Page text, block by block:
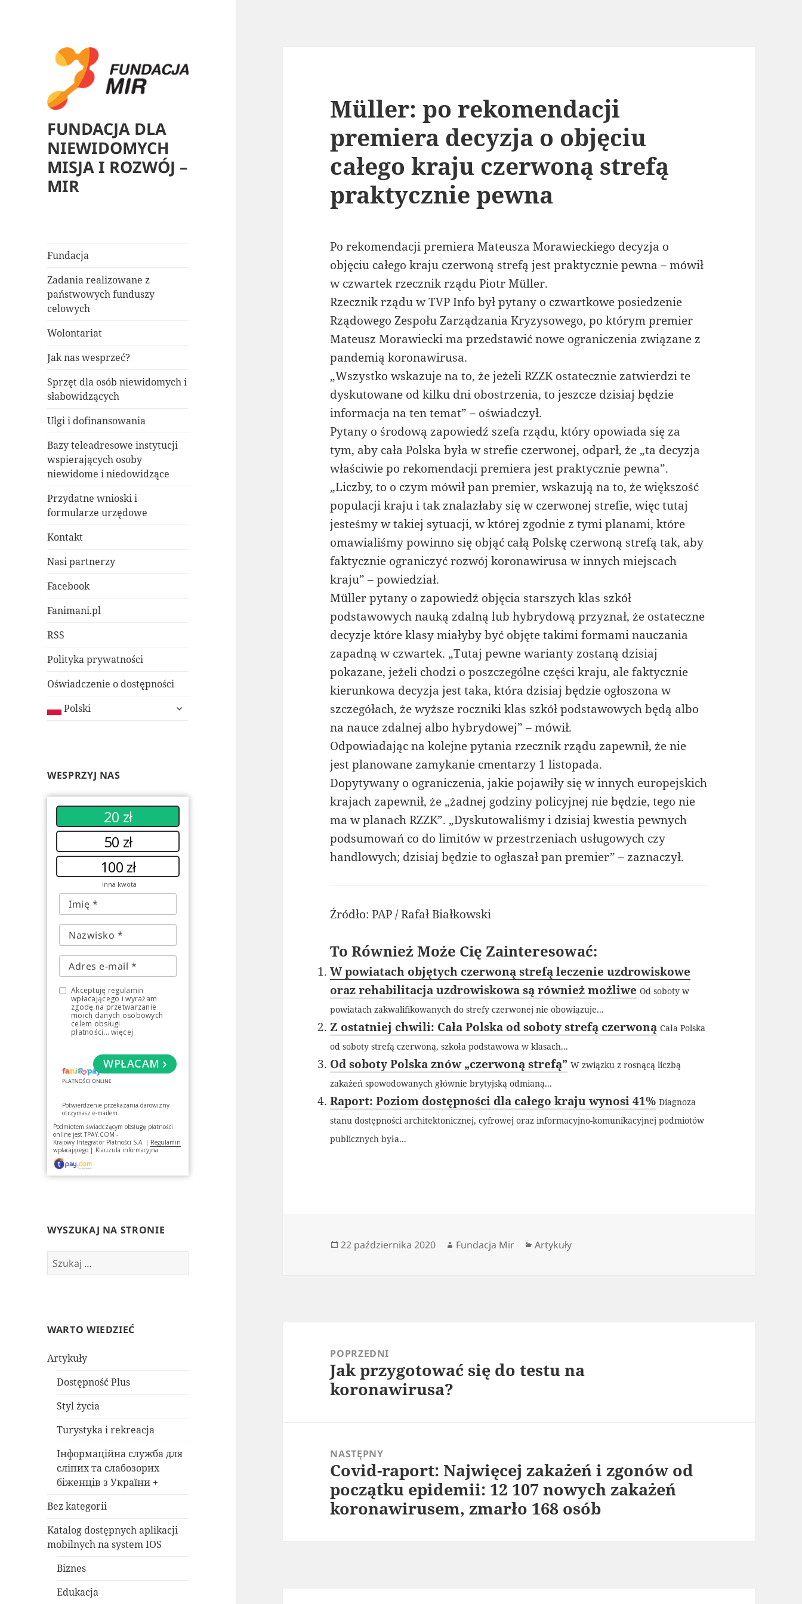
FUNDACJA DLA
NIEWIDOMYCH
MISJA I ROZWÓJ –
MIR
Fundacja
Zadania realizowane z
państwowych funduszy
celowych
Wolontariat
Jak nas wesprzeć?
Sprzęt dla osób niewidomych i
słabowidzących
Ulgi i dofinansowania
Bazy teleadresowe instytucji
wspierających osoby
niewidome i niedowidzące
Przydatne wnioski i
formularze urzędowe
Kontakt
Nasi partnerzy
Facebook
Fanimani.pl
RSS
Polityka prywatności
Oświadczenie o dostępności
Polski
rozwiń
WESPRZYJ NAS
20 zł
50 zł
100 zł
inna kwota
Akceptuję regulamin
wpłacającego i wyrażam
zgodę na przetwarzanie
moich danych osobowych
celem obsługi
płatności... więcej
WPŁACAM
Potwierdzenie przekazania darowizny
otrzymasz e-mailem.
Podmiotem świadczącym obsługę płatności
online jestTPAY.COM -
Krajowy Integrator Płatności S.A. | Regulamin
wpłacającego | Klauzula informacyjna
WYSZUKAJ NA STRONIE
Szukaj:
WARTO WIEDZIEĆ
Artykuły
Dostępność Plus
Styl życia
Turystyka i rekreacja
Інформаційна служба для
сліпих та слабозорих
біженців з України +
Bez kategorii
Katalog dostępnych aplikacji
mobilnych na system IOS
Biznes
Edukacja
Müller: po rekomendacji
premiera decyzja o objęciu
całego kraju czerwoną strefą
praktycznie pewna
Po rekomendacji premiera Mateusza Morawieckiego decyzja o
objęciu całego kraju czerwoną strefą jest praktycznie pewna – mówił
w czwartek rzecznik rządu Piotr Müller.
Rzecznik rządu w TVP Info był pytany o czwartkowe posiedzenie
Rządowego Zespołu Zarządzania Kryzysowego, po którym premier
Mateusz Morawiecki ma przedstawić nowe ograniczenia związane z
pandemią koronawirusa.
„Wszystko wskazuje na to, że jeżeli RZZK ostatecznie zatwierdzi te
dyskutowane od kilku dni obostrzenia, to jeszcze dzisiaj będzie
informacja na ten temat” – oświadczył.
Pytany o środową zapowiedź szefa rządu, który opowiada się za
tym, aby cała Polska była w strefie czerwonej, odparł, że „ta decyzja
właściwie po rekomendacji premiera jest praktycznie pewna”.
„Liczby, to o czym mówił pan premier, wskazują na to, że większość
populacji kraju i tak znalazłaby się w czerwonej strefie, więc tutaj
jesteśmy w takiej sytuacji, w której zgodnie z tymi planami, które
omawialiśmy powinno się objąć całą Polskę czerwoną strefą tak, aby
faktycznie ograniczyć rozwój koronawirusa w innych miejscach
kraju” – powiedział.
Müller pytany o zapowiedź objęcia starszych klas szkół
podstawowych nauką zdalną lub hybrydową przyznał, że ostateczne
decyzje które klasy miałyby być objęte takimi formami nauczania
zapadną w czwartek. „Tutaj pewne warianty zostaną dzisiaj
pokazane, jeżeli chodzi o poszczególne części kraju, ale faktycznie
kierunkowa decyzja jest taka, która dzisiaj będzie ogłoszona w
szczegółach, że wyższe roczniki klas szkół podstawowych będą albo
na nauce zdalnej albo hybrydowej” – mówił.
Odpowiadając na kolejne pytania rzecznik rządu zapewnił, że nie
jest planowane zamykanie cmentarzy 1 listopada.
Dopytywany o ograniczenia, jakie pojawiły się w innych europejskich
krajach zapewnił, że „żadnej godziny policyjnej nie będzie, tego nie
ma w planach RZZK”. „Dyskutowaliśmy i dzisiaj kwestia pewnych
podsumowań co do limitów w przestrzeniach usługowych czy
handlowych; dzisiaj będzie to ogłaszał pan premier” – zaznaczył.
Źródło: PAP / Rafał Białkowski
To Również Może Cię Zainteresować:
W powiatach objętych czerwoną strefą leczenie uzdrowiskowe
oraz rehabilitacja uzdrowiskowa są również możliwe Od soboty w
powiatach zakwalifikowanych do strefy czerwonej nie obowiązuje...
Z ostatniej chwili: Cała Polska od soboty strefą czerwoną Cała Polska
od soboty strefą czerwoną, szkoła podstawowa w klasach...
Od soboty Polska znów „czerwoną strefą” W związku z rosnącą liczbą
zakażeń spowodowanych głównie brytyjską odmianą...
Raport: Poziom dostępności dla całego kraju wynosi 41% Diagnoza
stanu dostępności architektonicznej, cyfrowej oraz informacyjno-komunikacyjnej podmiotów
publicznych była...
Data
22 października 2020 Autor
Fundacja Mir Kategorie
Artykuły
POPRZEDNI
Poprzedni
wpis:
Jak przygotować się do testu na
koronawirusa?
NASTĘPNY
Następny
wpis:
Covid-raport: Najwięcej zakażeń i zgonów od
początku epidemii: 12 107 nowych zakażeń
koronawirusem, zmarło 168 osób